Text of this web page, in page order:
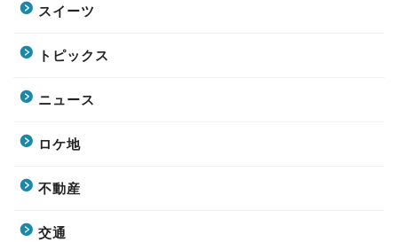
スイーツ
トピックス
ニュース
ロケ地
不動産
交通